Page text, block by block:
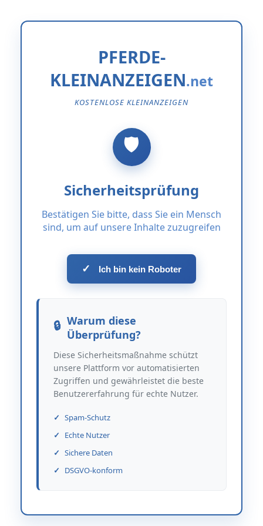
PFERDE-
KLEINANZEIGEN
KOSTENLOSE KLEINANZEIGEN
Sicherheitsprüfung
Bestätigen Sie bitte, dass Sie ein Mensch
sind, um auf unsere Inhalte zuzugreifen
✓ Ich bin kein Roboter
Warum diese
Überprüfung?
Diese Sicherheitsmaßnahme schützt
unsere Plattform vor automatisierten
Zugriffen und gewährleistet die beste
Benutzererfahrung für echte Nutzer.
Spam-Schutz
Echte Nutzer
Sichere Daten
DSGVO-konform